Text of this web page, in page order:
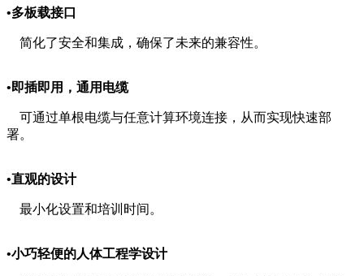
•多板载接口
简化了安全和集成，确保了未来的兼容性。
•即插即用，通用电缆
可通过单根电缆与任意计算环境连接，从而实现快速部
署。
•直观的设计
最小化设置和培训时间。
•小巧轻便的人体工程学设计